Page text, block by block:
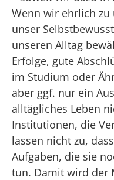
Wenn wir ehrlich
unser
unseren Alltag
Erfolge, gute
im Studium oder
aber ggf. nur ein
alltägliches Leben
Institutionen, die
lassen nicht zu,
Aufgaben, die sie
tun. Damit wird der